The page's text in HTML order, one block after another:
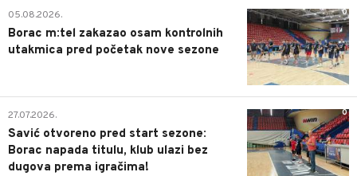
0
05.08.2026.
Borac m:tel zakazao osam kontrolnih
utakmica pred početak nove sezone
0
27.07.2026.
Savić otvoreno pred start sezone:
Borac napada titulu, klub ulazi bez
dugova prema igračima!